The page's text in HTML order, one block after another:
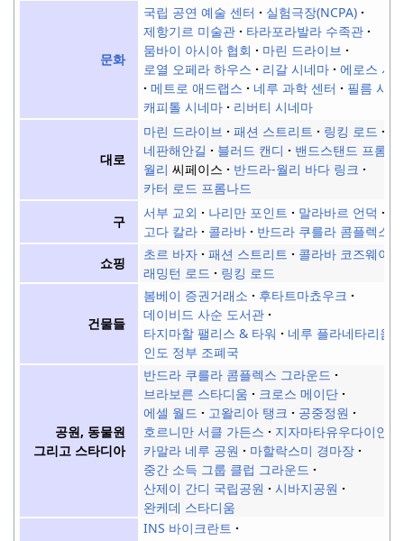
문화
국립 공연 예술 센터
실험극장(NCPA)
제항기르 미술관
타라포라발라 수족관
뭄바이 아시아 협회
마린 드라이브
로열 오페라 하우스
리갈 시네마
에로스 시
메트로 애드랩스
네루 과학 센터
필름 시티
캐피톨 시네마
리버티 시네마
대로
마린 드라이브 패션 스트리트
링킹 로드
네판해안길
블러드 캔디
밴드스탠드 프롬나
월리 씨페이스
반드라-월리 바다 링크
카터 로드 프롬나드
구
서부 교외 나리만 포인트
말라바르 언덕
고다 칼라
콜라바
반드라 쿠를라 콤플렉스
쇼핑
초르 바자 패션 스트리트
콜라바 코즈웨이
래밍턴 로드
링킹 로드
건물들
봄베이 증권거래소
후타트마쵸우크
데이비드 사순 도서관
타지마할 팰리스 & 타워
네루 플라네타리움
인도 정부 조폐국
공원, 동물원
그리고 스타디아
반드라 쿠를라 콤플렉스 그라운드
브라보른 스타디움
크로스 메이단
에셀 월드
고왈리아 탱크
공중정원
호르니만 서클 가든스
지자마타유우다이안
카말라 네루 공원
마할락스미 경마장
중간 소득 그룹 클럽 그라운드
산제이 간디 국립공원
시바지공원
완케데 스타디움
INS 바이크란트